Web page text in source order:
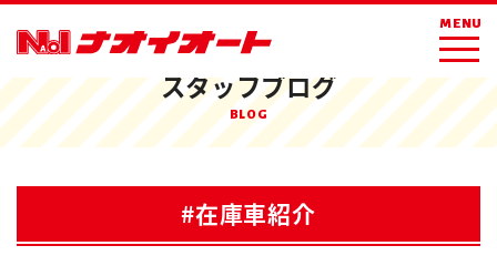
MENU
スタッフブログ
BLOG
#在庫車紹介